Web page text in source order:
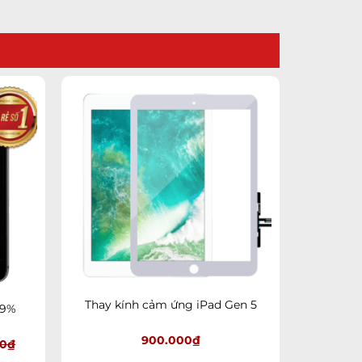
to
₫
Thay kính cảm ứng iPad Gen 5
900.000₫